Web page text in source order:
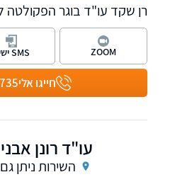
בתביעות בגין נזקי גוף
עבודה/ פגיעה בנפילה/
מכוח פוליסה, תביעות למוסד
השירותים ניתנים בשפות
חייגו אלי
ZOOM SMS ישיר
עו"ד רונן
השירות ניתן